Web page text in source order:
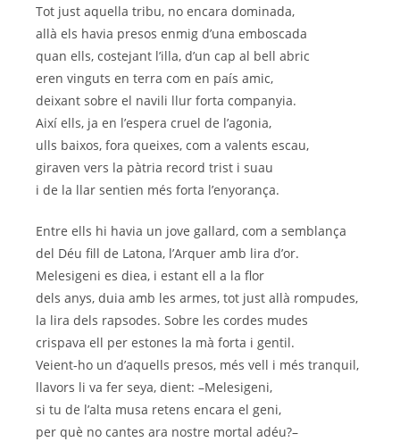
Tot just aquella tribu, no encara dominada,
allà els havia presos enmig d’una emboscada
quan ells, costejant l’illa, d’un cap al bell abric
eren vinguts en terra com en país amic,
deixant sobre el navili llur forta companyia.
Així ells, ja en l’espera cruel de l’agonia,
ulls baixos, fora queixes, com a valents escau,
giraven vers la pàtria record trist i suau
i de la llar sentien més forta l’enyorança.
Entre ells hi havia un jove gallard, com a semblança
del Déu fill de Latona, l’Arquer amb lira d’or.
Melesigeni es diea, i estant ell a la flor
dels anys, duia amb les armes, tot just allà rompudes,
la lira dels rapsodes. Sobre les cordes mudes
crispava ell per estones la mà forta i gentil.
Veient-ho un d’aquells presos, més vell i més tranquil,
llavors li va fer seya, dient: –Melesigeni,
si tu de l’alta musa retens encara el geni,
per què no cantes ara nostre mortal adéu?–